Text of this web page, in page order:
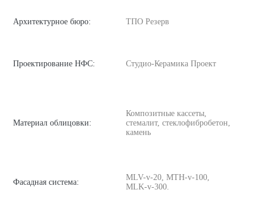
Архитектурное бюро: ТПО Резерв
Проектирование НФС: Студио-Керамика Проект
Материал облицовки:
Композитные кассеты,
стемалит, стеклофибробетон,
камень
Фасадная система:
MLV-v-20, MTH-v-100,
MLK-v-300.